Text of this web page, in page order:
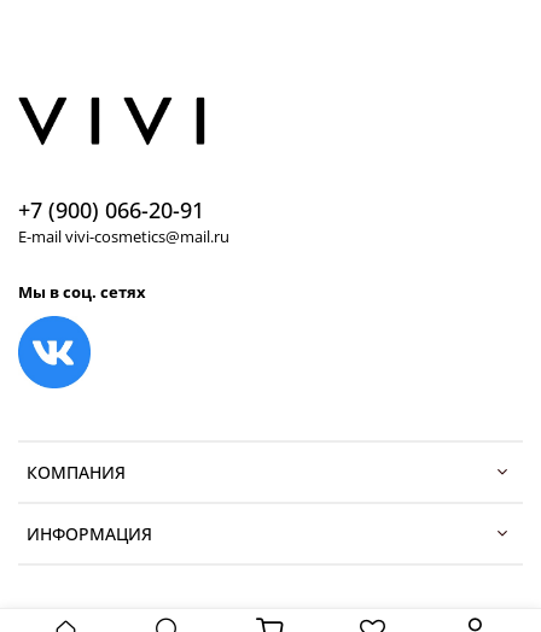
КОМПАНИЯ
ИНФОРМАЦИЯ
+7 (900) 066-20-91
E-mail vivi-cosmetics@mail.ru
Мы в соц. сетях